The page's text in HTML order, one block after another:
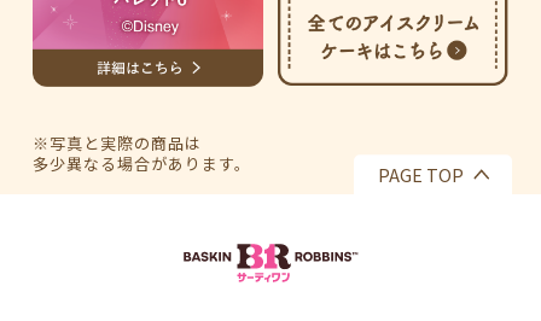
※写真と実際の商品は
多少異なる場合があります。
PAGE TOP